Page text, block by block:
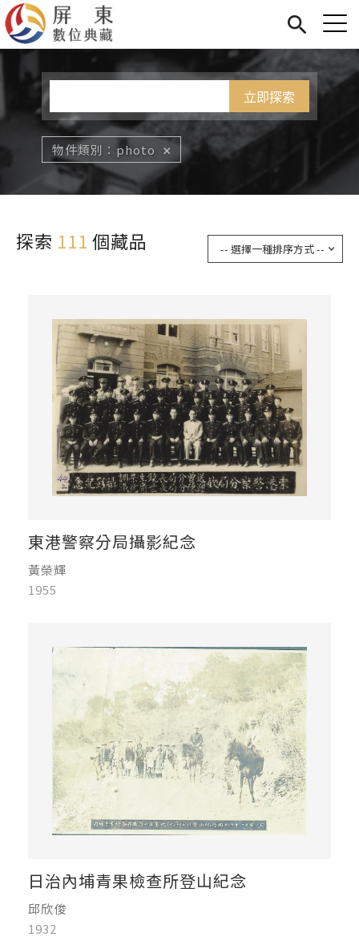
展覽
關於我們
Jump to Main content
您在這裡
物件類別 photo
探索 111 個藏品
東港警察分局攝影紀念
黃榮輝
1955
日治內埔青果檢查所登山紀念
邱欣俊
1932